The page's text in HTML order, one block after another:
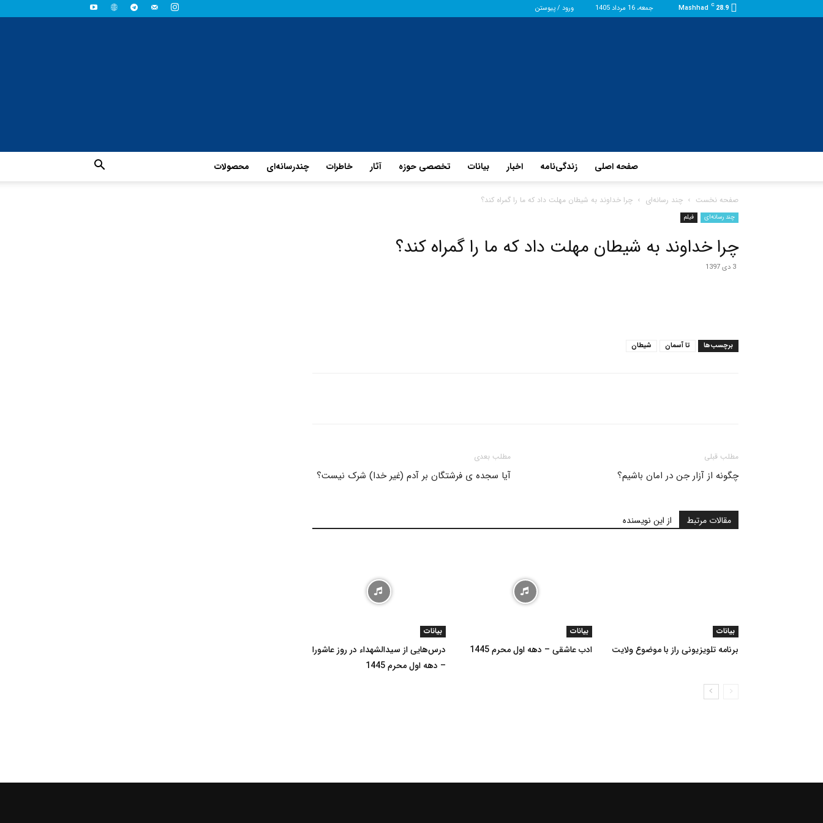
28.9
C
Mashhad جمعه، 16 مرداد 1405 ورود / پیوستن
حاج
صفحه اصلی زندگی‌نامه اخبار بیانات تخصصی حوزه آثار خاطرات چند‌رسانه‌ای محصولات
صفحه نخست چند رسانه‌ای چرا خداوند به شیطان مهلت داد که ما را گمراه کند؟
چند رسانه‌ای فیلم
چرا خداوند به شیطان مهلت داد که ما را گمراه کند؟
3 دی 1397
برچسب‌ها تا آسمان شیطان
مطلب قبلی
چگونه از آزار جن در امان باشیم؟
مطلب بعدی
آیا سجده ی فرشتگان بر آدم (غیر خدا) شرک نیست؟
مقالات مرتبط از این نویسنده
بیانات
برنامه تلویزیونی راز با موضوع ولایت
بیانات
ادب عاشقی – دهه اول محرم 1445
بیانات
درس‌هایی از سیدالشهداء در روز عاشورا
– دهه اول محرم 1445